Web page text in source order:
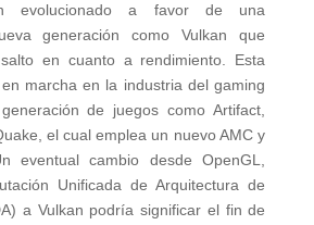
evolucionado a favor de una
generación como Vulkan que
en cuanto a rendimiento. Esta
marcha en la industria del gaming
de juegos como Artifact,
el cual emplea un nuevo AMC y
eventual cambio desde OpenGL,
Unificada de Arquitectura de
a Vulkan podría significar el fin de